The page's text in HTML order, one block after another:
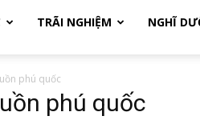
TRÃI NGHIỆM NGHĨ
phú quốc
phú quốc